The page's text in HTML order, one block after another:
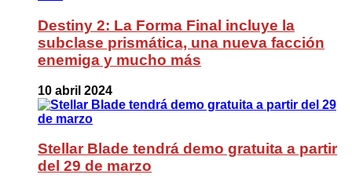
Destiny 2: La Forma Final incluye la
subclase prismática, una nueva facción
enemiga y mucho más
10 abril 2024
Stellar Blade tendrá demo gratuita a partir
del 29 de marzo